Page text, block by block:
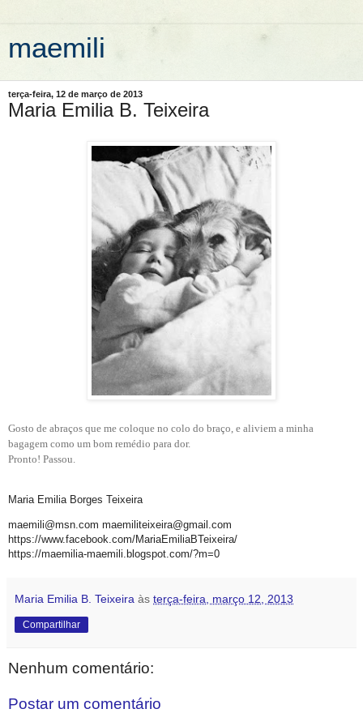
maemili
terça-feira, 12 de março de 2013
Maria Emilia B. Teixeira
Gosto de abraços que me coloque no colo do braço, e aliviem a minha
bagagem como um bom remédio para dor.
Pronto! Passou.
Maria Emilia Borges Teixeira
maemili@msn.com maemiliteixeira@gmail.com
https://www.facebook.com/MariaEmiliaBTeixeira/
https://maemilia-maemili.blogspot.com/?m=0
Maria Emilia B. Teixeira às terça-feira, março 12, 2013
Compartilhar
Nenhum comentário:
Postar um comentário